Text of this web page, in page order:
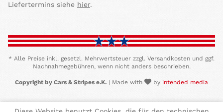
Liefertermins siehe hier.
* Alle Preise inkl. gesetzl. Mehrwertsteuer zzgl. Versandkosten und ggf.
Nachnahmegebühren, wenn nicht anders beschrieben.
Copyright by Cars & Stripes e.K. | Made with by intended media